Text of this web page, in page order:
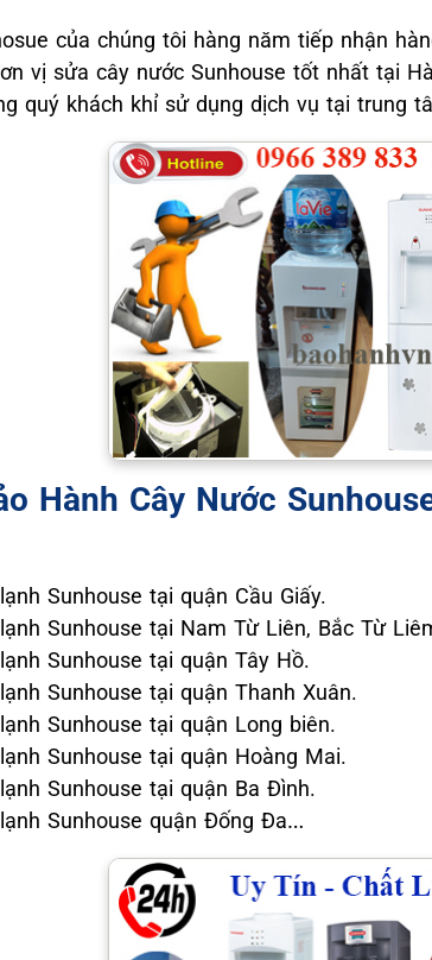
của chúng tôi hàng năm tiếp nhận
vị sửa cây nước Sunhouse tốt nhất tại
quý khách khỉ sử dụng dịch vụ tại trung
Hành Cây Nước
Sunhouse tại quận Cầu Giấy.
Sunhouse tại Nam Từ Liên, Bắc Từ
Sunhouse tại quận Tây Hồ.
Sunhouse tại quận Thanh Xuân.
Sunhouse tại quận Long biên.
Sunhouse tại quận Hoàng Mai.
Sunhouse tại quận Ba Đình.
Sunhouse quận Đống Đa…